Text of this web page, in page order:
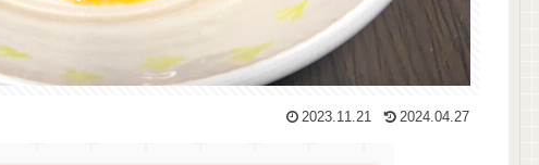
2023.11.21 2024.04.27